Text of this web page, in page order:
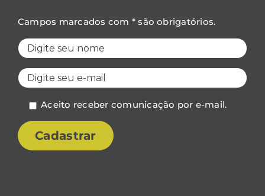
Campos marcados com * são obrigatórios.
Aceito receber comunicação por e-mail.